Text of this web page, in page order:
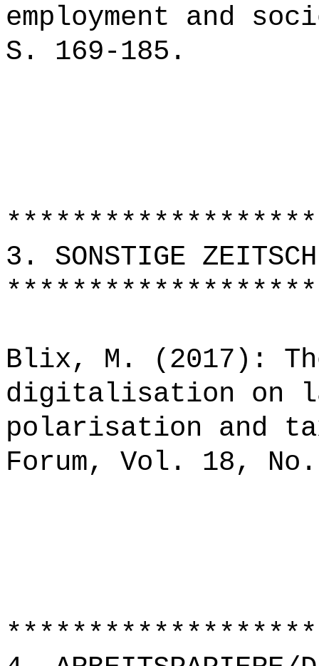
employment and
S. 169-185.
3. SONSTIGE
Blix, M. (2017):
digitalisation on
polarisation and
Forum, Vol. 18,